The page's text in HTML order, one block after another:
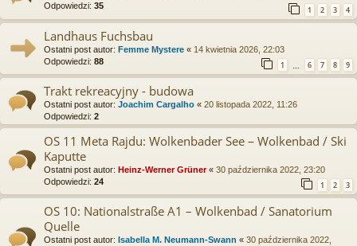
Odpowiedzi: 35 1 2 3 4
Landhaus Fuchsbau
Ostatni post autor: Femme Mystere « 14 kwietnia 2026, 22:03
Odpowiedzi: 88 1 … 6 7 8 9
Trakt rekreacyjny - budowa
Ostatni post autor: Joachim Cargalho « 20 listopada 2022, 11:26
Odpowiedzi: 2
OS 11 Meta Rajdu: Wolkenbader See – Wolkenbad / Ski
Kaputte
Ostatni post autor: Heinz-Werner Grüner« 30 października 2022, 23:20
Odpowiedzi: 24 1 2 3
OS 10: Nationalstraße A1 – Wolkenbad / Sanatorium
Quelle
Ostatni post autor: Isabella M. Neumann-Swann « 30 października 2022,